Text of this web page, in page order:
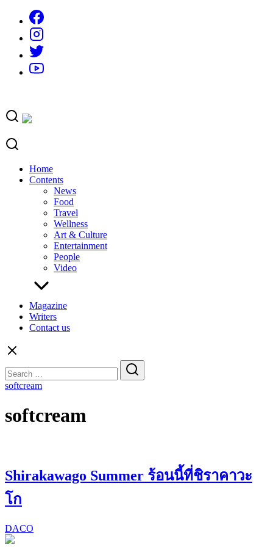
content
Home
Contents
News
Food
Travel
Wellness
Art & Culture
Entertainment
People
Video
Magazine
Writers
Contact us
for:
softcream
softcream
Shirakawago Summer ร้อนนี้ที่ชิราคาวะ
โก
DACO